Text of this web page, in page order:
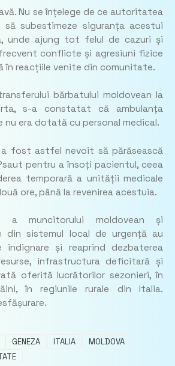
Nu se înțelege de ce autoritatea
subestimeze siguranța acestui
unde ajung tot felul de cazuri și
conflicte și agresiuni fizice
în reacțiile venite din comunitate.
bărbatului moldovean la
s-a constatat că ambulanța
nu era dotată cu personal medical.
fost astfel nevoit să părăsească
pentru a însoți pacientul, ceea
temporară a unității medicale
ore, până la revenirea acestuia.
a muncitorului moldovean și
din sistemul local de urgență au
și reaprind dezbaterea
infrastructura deficitară și
oferită lucrătorilor sezonieri, în
în regiunile rurale din Italia.
GENEZA ITALIA
MOLDOVA